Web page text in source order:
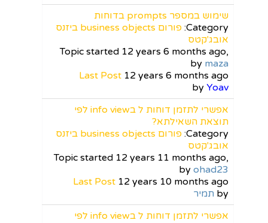
שימוש במספר prompts בדוחות
Category:
פורום business objects ביזנס
אובג'קטס
Topic started 12 years 6 months ago,
by maza
Last Post 12 years 6 months ago
by Yoav
אפשרי לתזמן דוחות ל בinfo view לפי
תוצאת השאילתא?
Category:
פורום business objects ביזנס
אובג'קטס
Topic started 12 years 11 months ago,
by ohad23
Last Post 12 years 10 months ago
by תמיר
אפשרי לתזמן דוחות ל בinfo view לפי